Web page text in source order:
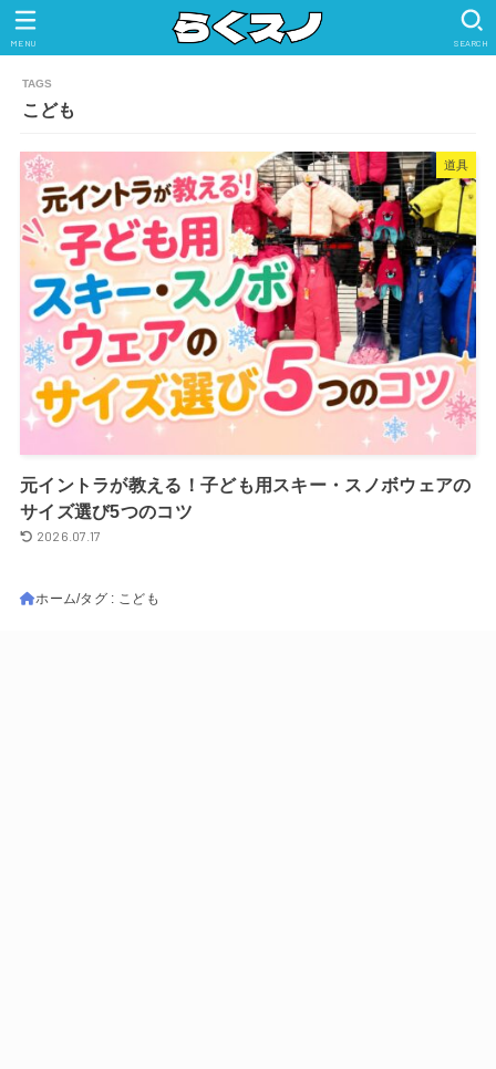
SEARCH
MENU
こども
道具
元イントラが教える！子ども用スキー・スノボウェアの
サイズ選び5つのコツ
2026.07.17
ホーム タグ : こども